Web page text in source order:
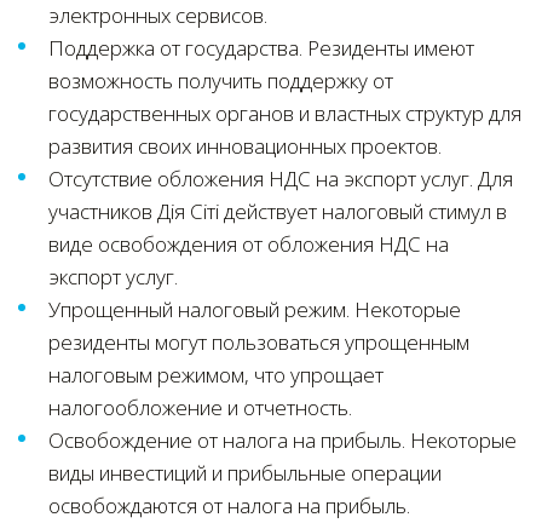
электронных сервисов.
Поддержка от государства. Резиденты имеют
возможность получить поддержку от
государственных органов и властных структур для
развития своих инновационных проектов.
Отсутствие обложения НДС на экспорт услуг. Для
участников Дія Сіті действует налоговый стимул в
виде освобождения от обложения НДС на
экспорт услуг.
Упрощенный налоговый режим. Некоторые
резиденты могут пользоваться упрощенным
налоговым режимом, что упрощает
налогообложение и отчетность.
Освобождение от налога на прибыль. Некоторые
виды инвестиций и прибыльные операции
освобождаются от налога на прибыль.